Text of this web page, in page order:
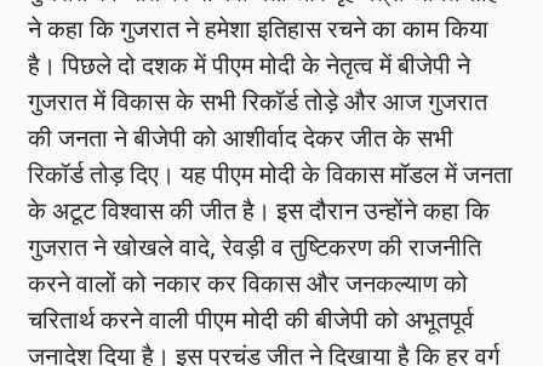
ने कहा कि गुजरात ने हमेशा इतिहास रचने का काम किया
है। पिछले दो दशक में पीएम मोदी के नेतृत्व में बीजेपी ने
गुजरात में विकास के सभी रिकॉर्ड तोड़े और आज गुजरात
की जनता ने बीजेपी को आशीर्वाद देकर जीत के सभी
रिकॉर्ड तोड़ दिए। यह पीएम मोदी के विकास मॉडल में जनता
के अटूट विश्वास की जीत है। इस दौरान उन्होंने कहा कि
गुजरात ने खोखले वादे, रेवड़ी व तुष्टिकरण की राजनीति
करने वालों को नकार कर विकास और जनकल्याण को
चरितार्थ करने वाली पीएम मोदी की बीजेपी को अभूतपूर्व
जनादेश दिया है। इस प्रचंड जीत ने दिखाया है कि हर वर्ग